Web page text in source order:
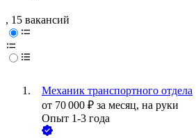
, 15 вакансий
Механик транспортного отдела
от 70 000 ₽ за месяц, на руки
Опыт 1-3 года